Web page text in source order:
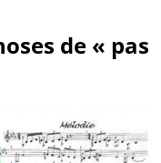
de « pas